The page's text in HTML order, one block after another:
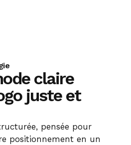
claire
juste et
pensée pour
positionnement en un